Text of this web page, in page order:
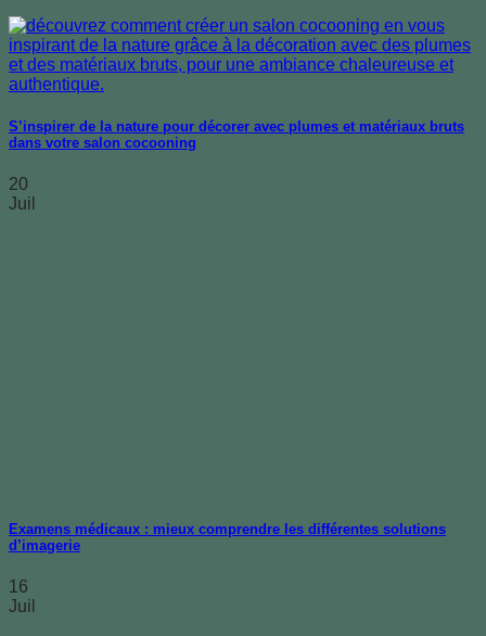
S’inspirer de la nature pour décorer avec plumes et matériaux bruts
dans votre salon cocooning
20
Juil
Examens médicaux : mieux comprendre les différentes solutions
d’imagerie
16
Juil